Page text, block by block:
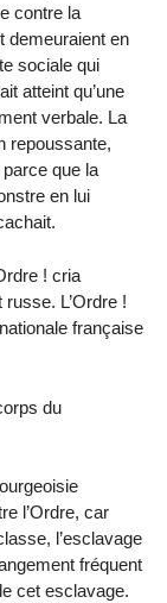
contre la
demeuraient en
sociale qui
atteint qu’une
verbale. La
repoussante,
que la
en lui
! cria
L’Ordre !
française
du
l’Ordre, car
l’esclavage
fréquent
cet esclavage.